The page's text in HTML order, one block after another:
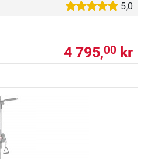
5,0
4 795,00 kr